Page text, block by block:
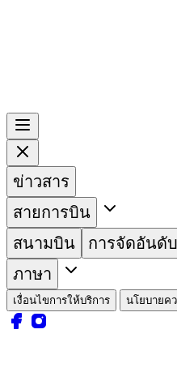
ข่าวสาร
สายการบิน
สนามบิน
การจัดอันดับ
ภาษา
เงื่อนไขการให้บริการ นโยบายค